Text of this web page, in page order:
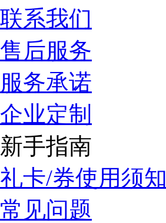
联系我们
售后服务
服务承诺
企业定制
新手指南
礼卡/券使用须知
常见问题